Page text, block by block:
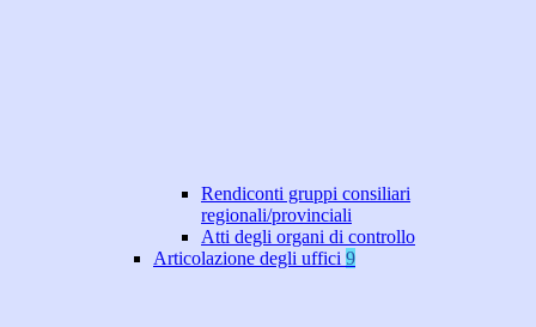
Rendiconti gruppi consiliari
regionali/provinciali
Atti degli organi di controllo
Articolazione degli uffici 9